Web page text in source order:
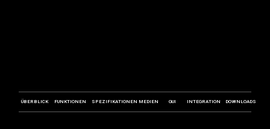
ÜBERBLICK FUNKTIONEN SPEZIFIKATIONEN MEDIEN GUI INTEGRATION DOWNLOADS